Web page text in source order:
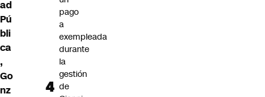
ad
Pú
bli
ca
,
Go
nz
pago
a
exempleada
durante
la
gestión
de